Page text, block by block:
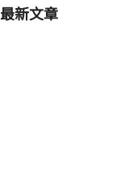
最新文章